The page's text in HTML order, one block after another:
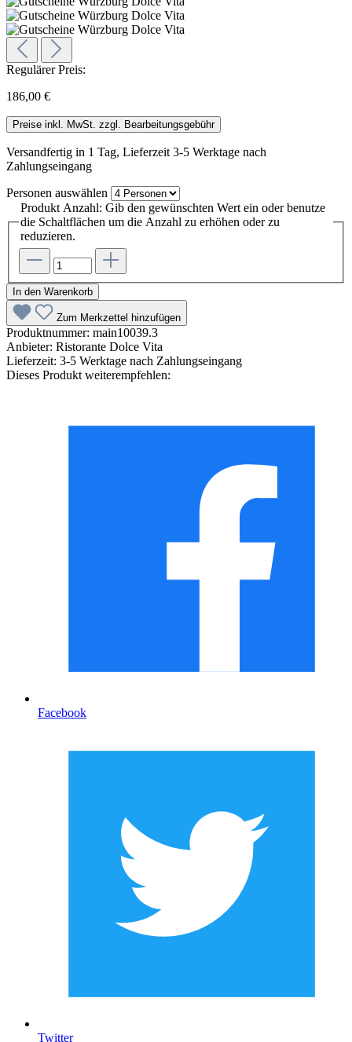
Regulärer Preis:
186,00 €
Preise inkl. MwSt. zzgl. Bearbeitungsgebühr
Versandfertig in 1 Tag, Lieferzeit 3-5 Werktage nach
Zahlungseingang
Personen auswählen
Produkt Anzahl: Gib den gewünschten Wert ein oder benutze
die Schaltflächen um die Anzahl zu erhöhen oder zu
reduzieren.
In den Warenkorb
Zum Merkzettel hinzufügen
Produktnummer: main10039.3
Anbieter: Ristorante Dolce Vita
Lieferzeit: 3-5 Werktage nach Zahlungseingang
Dieses Produkt weiterempfehlen:
Facebook
Twitter